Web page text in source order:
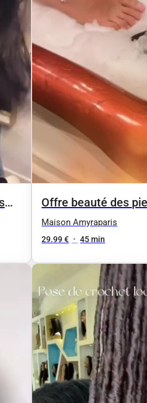
Offre beauté des
Maison Amyraparis
29.99 € • 45 min